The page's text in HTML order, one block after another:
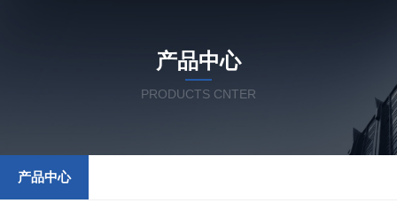
产品中心
PRODUCTS CNTER
产品中心